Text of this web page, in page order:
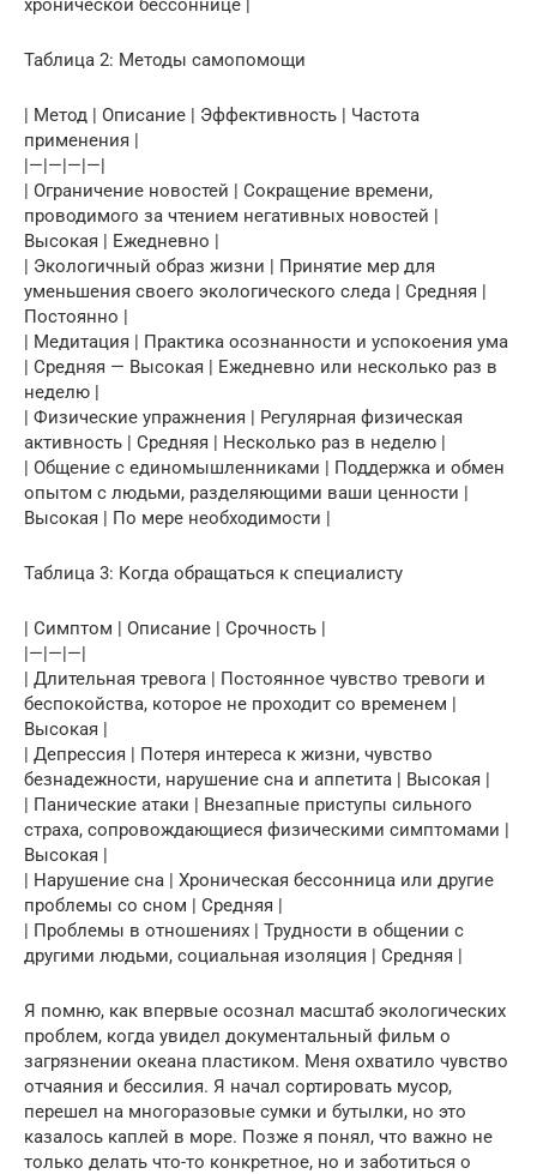
хронической бессоннице |
Таблица 2: Методы самопомощи
| Метод | Описание | Эффективность | Частота
применения |
|—|—|—|—|
| Ограничение новостей | Сокращение времени,
проводимого за чтением негативных новостей |
Высокая | Ежедневно |
| Экологичный образ жизни | Принятие мер для
уменьшения своего экологического следа | Средняя |
Постоянно |
| Медитация | Практика осознанности и успокоения ума
| Средняя — Высокая | Ежедневно или несколько раз в
неделю |
| Физические упражнения | Регулярная физическая
активность | Средняя | Несколько раз в неделю |
| Общение с единомышленниками | Поддержка и обмен
опытом с людьми, разделяющими ваши ценности |
Высокая | По мере необходимости |
Таблица 3: Когда обращаться к специалисту
| Симптом | Описание | Срочность |
|—|—|—|
| Длительная тревога | Постоянное чувство тревоги и
беспокойства, которое не проходит со временем |
Высокая |
| Депрессия | Потеря интереса к жизни, чувство
безнадежности, нарушение сна и аппетита | Высокая |
| Панические атаки | Внезапные приступы сильного
страха, сопровождающиеся физическими симптомами |
Высокая |
| Нарушение сна | Хроническая бессонница или другие
проблемы со сном | Средняя |
| Проблемы в отношениях | Трудности в общении с
другими людьми, социальная изоляция | Средняя |
Я помню, как впервые осознал масштаб экологических
проблем, когда увидел документальный фильм о
загрязнении океана пластиком. Меня охватило чувство
отчаяния и бессилия. Я начал сортировать мусор,
перешел на многоразовые сумки и бутылки, но это
казалось каплей в море. Позже я понял, что важно не
только делать что-то конкретное, но и заботиться о